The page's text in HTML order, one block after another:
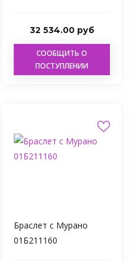
32 534.00 руб
СООБЩИТЬ О
ПОСТУПЛЕНИИ
Браслет с Мурано
01Б211160